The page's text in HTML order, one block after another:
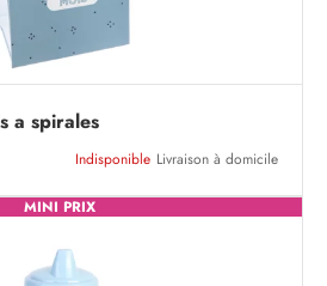
a spirales
Indisponible Livraison à domicile
MINI PRIX